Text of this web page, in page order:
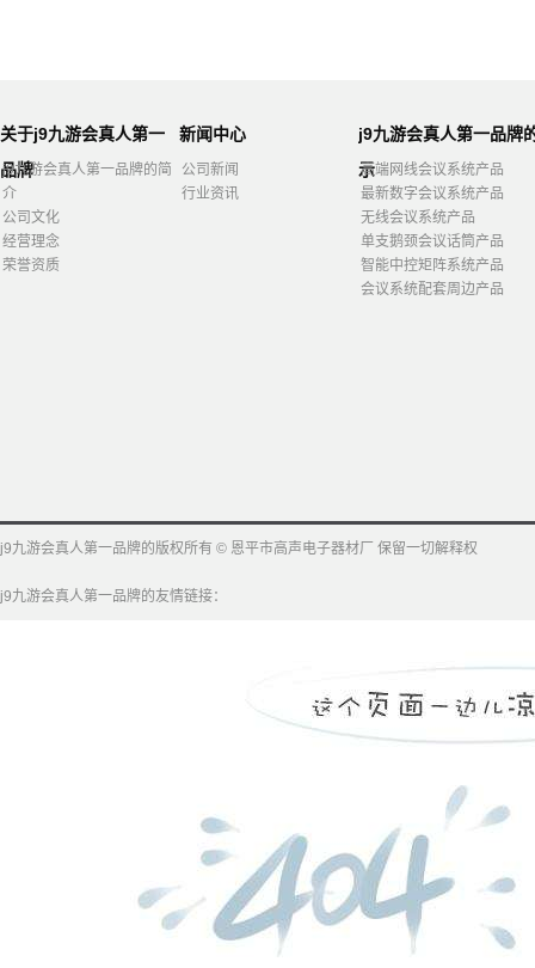
关于j9九游会真人第一
品牌
j9九游会真人第一品牌的简
介
公司文化
经营理念
荣誉资质
新闻中心
公司新闻
行业资讯
j9九游会真人第一品牌
示
高端网线会议系统产品
最新数字会议系统产品
无线会议系统产品
单支鹅颈会议话筒产品
智能中控矩阵系统产品
会议系统配套周边产品
j9九游会真人第一品牌的版权所有 © 恩平市高声电子器材厂 保留一切解释权
j9九游会真人第一品牌的友情链接：